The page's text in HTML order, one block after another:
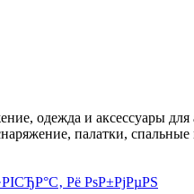
одежда и аксессуары для
палатки,
Рё РѕР±РјРµРЅ